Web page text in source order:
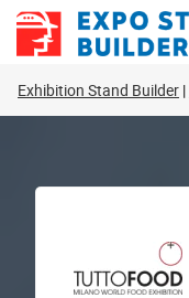
Zum
Inhalt
Exhibition Stand Builder